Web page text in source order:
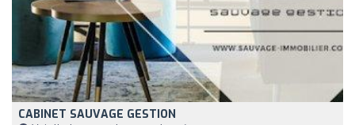
CABINET SAUVAGE GESTION